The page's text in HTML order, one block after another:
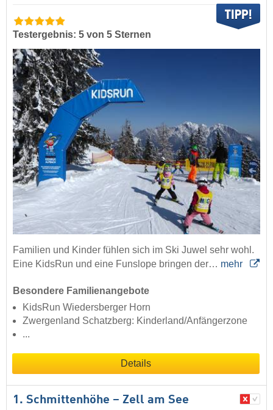
Testergebnis: 5 von 5 Sternen
Familien und Kinder fühlen sich im Ski Juwel sehr wohl.
Eine KidsRun und eine Funslope bringen der… mehr
Besondere Familienangebote
KidsRun Wiedersberger Horn
Zwergenland Schatzberg: Kinderland/Anfängerzone
...
Details
1. Schmittenhöhe – Zell am See